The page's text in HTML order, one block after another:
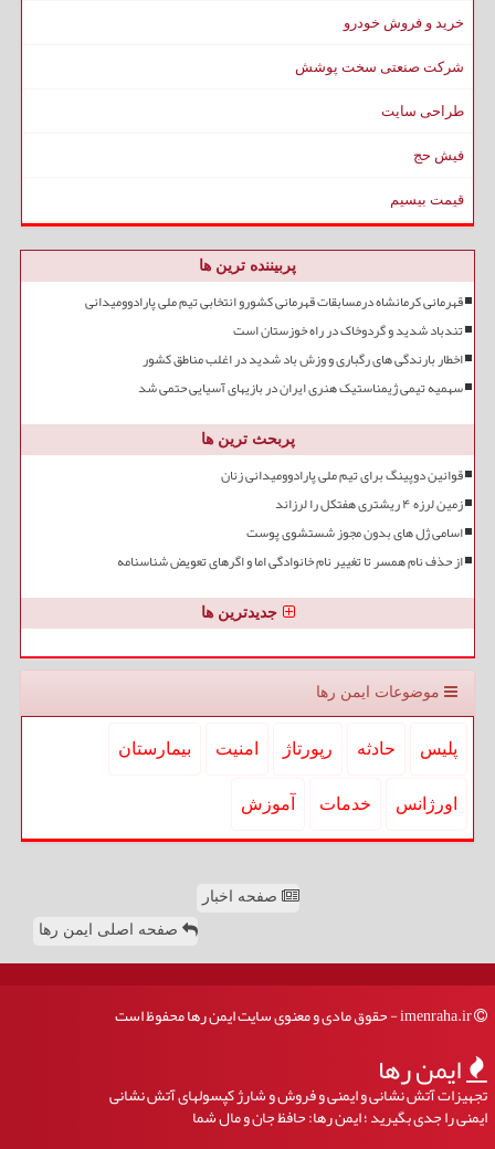
خرید و فروش خودرو
شرکت صنعتی سخت پوشش
طراحی سایت
فیش حج
قیمت بیسیم
پربیننده ترین ها
قهرمانی کرمانشاه درمسابقات قهرمانی کشورو انتخابی تیم ملی پارادوومیدانی
تندباد شدید و گردوخاک در راه خوزستان است
اخطار بارندگی های رگباری و وزش باد شدید در اغلب مناطق کشور
سهمیه تیمی ژیمناستیک هنری ایران در بازیهای آسیایی حتمی شد
پربحث ترین ها
قوانین دوپینگ برای تیم ملی پارادوومیدانی زنان
زمین لرزه ۴ ریشتری هفتکل را لرزاند
اسامی ژل های بدون مجوز شستشوی پوست
از حذف نام همسر تا تغییر نام خانوادگی اما و اگرهای تعویض شناسنامه
جدیدترین ها
موضوعات ایمن رها
پلیس حادثه رپورتاژ امنیت بیمارستان
اورژانس خدمات آموزش
صفحه اخبار
صفحه اصلی ایمن رها
ایمن رها
تجهیزات آتش نشانی و ایمنی و فروش و شارژ کپسولهای آتش نشانی
ایمنی را جدی بگیرید ؛ ایمن رها: حافظ جان و مال شما